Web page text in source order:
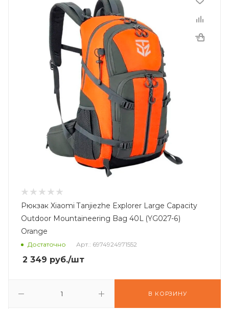
Рюкзак Xiaomi Tanjiezhe Explorer Large Capacity
Outdoor Mountaineering Bag 40L (YG027-6)
Orange
Достаточно Арт.: 6974924971552
2 349 руб./шт
В КОРЗИНУ